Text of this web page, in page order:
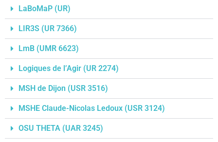
LaBoMaP (UR)
LIR3S (UR 7366)
LmB (UMR 6623)
Logiques de l’Agir (UR 2274)
MSH de Dijon (USR 3516)
MSHE Claude-Nicolas Ledoux (USR 3124)
OSU THETA (UAR 3245)